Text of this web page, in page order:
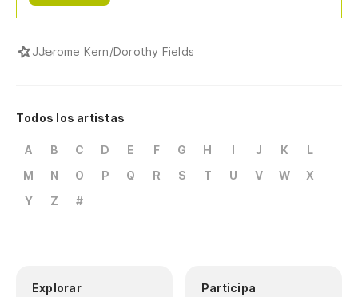
JJerome Kern/Dorothy Fields
Todos los artistas
A B C D E F G H I J K
L
M
N O P Q R S T U V W
X
Y
Z #
Explorar Participa